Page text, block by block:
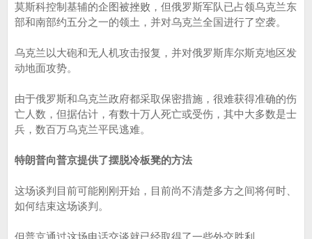
莫斯科控制基辅的企图被挫败，但俄罗斯军队已占领乌克兰东
部和南部约五分之一的领土，并对乌克兰全国进行了空袭。
乌克兰以大砲和无人机攻击报复，并对俄罗斯库尔斯克地区发
动地面攻势。
由于俄罗斯和乌克兰政府都采取保密措施，很难获得准确的伤
亡人数，但据估计，有数十万人死亡或受伤，其中大多数是士
兵，数百万乌克兰平民逃难。
特朗普向普京提供了摆脱冷板凳的方法
这场谈判目前可能刚刚开始，目前尚不清楚多方之间将何时、
如何结束这场谈判。
但普京通过这场电话交谈就已经取得了一些外交胜利。